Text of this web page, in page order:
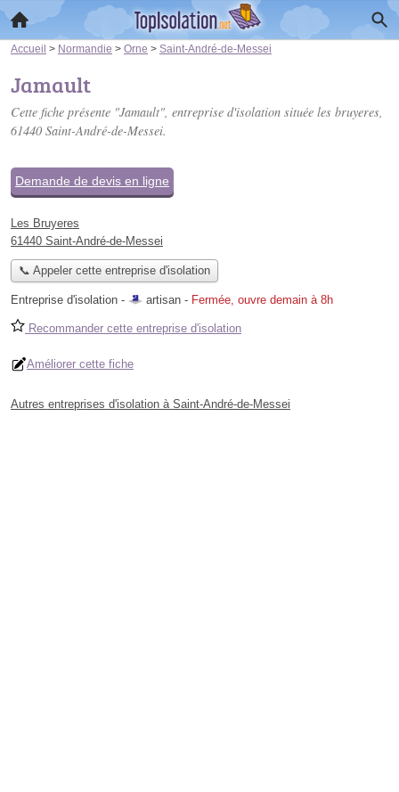
Accueil > Normandie > Orne > Saint-André-de-Messei
Jamault
Cette fiche présente "Jamault", entreprise d'isolation située les bruyeres,
61440 Saint-André-de-Messei.
Demande de devis en ligne
Les Bruyeres
61440 Saint-André-de-Messei
📞 Appeler cette entreprise d'isolation
Entreprise d'isolation - artisan - Fermée, ouvre demain à 8h
Recommander cette entreprise d'isolation
Améliorer cette fiche
Autres entreprises d'isolation à Saint-André-de-Messei